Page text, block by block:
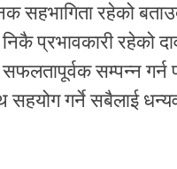
सहभागिता रहेको
प्रभावकारी रहेको
सम्पन्न गर्न
सहयोग गर्ने सबैलाई